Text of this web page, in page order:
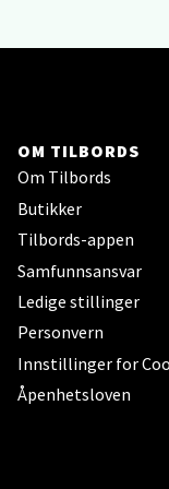
OM TILBORDS
Om Tilbords
Butikker
Tilbords-appen
Samfunnsansvar
Ledige stillinger
Personvern
Innstillinger for
Åpenhetsloven
0 i
Åpent i
Ski